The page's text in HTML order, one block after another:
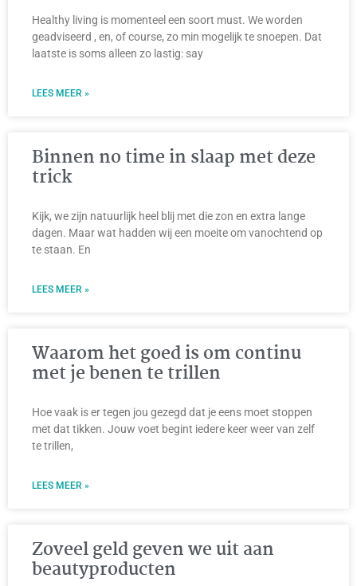
Healthy living is momenteel een soort must. We worden
geadviseerd , en, of course, zo min mogelijk te snoepen. Dat
laatste is soms alleen zo lastig: say
LEES MEER »
Binnen no time in slaap met deze
trick
Kijk, we zijn natuurlijk heel blij met die zon en extra lange
dagen. Maar wat hadden wij een moeite om vanochtend op
te staan. En
LEES MEER »
Waarom het goed is om continu
met je benen te trillen
Hoe vaak is er tegen jou gezegd dat je eens moet stoppen
met dat tikken. Jouw voet begint iedere keer weer van zelf
te trillen,
LEES MEER »
Zoveel geld geven we uit aan
beautyproducten